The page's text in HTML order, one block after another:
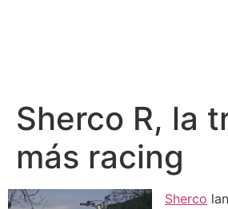
Sherco R, la
más racing
Sherco